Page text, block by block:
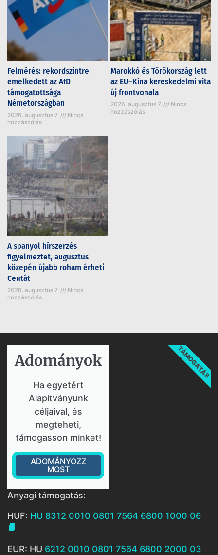
Felmérés: rekordszintre
emelkedett az AfD
támogatottsága
Németországban
2026. augusztus 7.
Nincs
hozzászólás
Marokkó és Törökország lett
az EU–Kína kereskedelmi vita
új frontvonala
2026. augusztus 7.
Nincs
hozzászólás
A spanyol hírszerzés
figyelmeztet, augusztus
közepén újabb roham érheti
Ceutát
2026. augusztus 7.
Nincs
hozzászólás
Adományok​
Ha egyetért
Alapítványunk
céljaival, és
megteheti,
támogasson minket!
ADOMÁNYOZZ
MOST
TÁMOGATÁS
Anyagi támogatás:
HUF: HU 8312 0010 0801 7564 6800 1000 06

EUR: HU 6212 0010 0801 7564 6800 2000 03